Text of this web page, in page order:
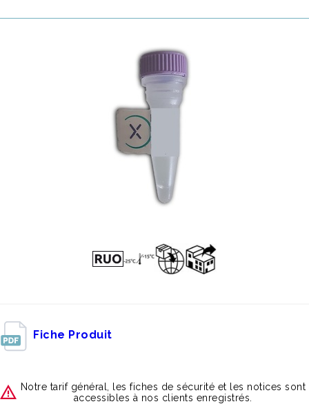
Fiche Produit
Notre tarif général, les fiches de sécurité et les notices sont
accessibles à nos clients enregistrés.